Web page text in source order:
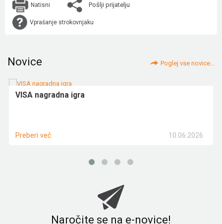
Natisni Pošlji prijatelju
Vprašanje strokovnjaku
Novice Poglej vse novice...
VISA nagradna igra
10.06.2026
Preberi več
Naročite se na e-novice!